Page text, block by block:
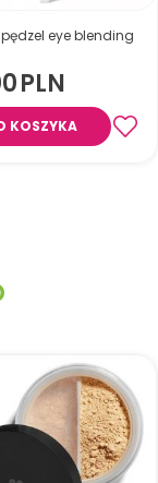
pędzel eye blending
PLN
KOSZYKA